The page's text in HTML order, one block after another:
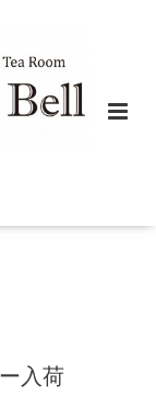
入荷